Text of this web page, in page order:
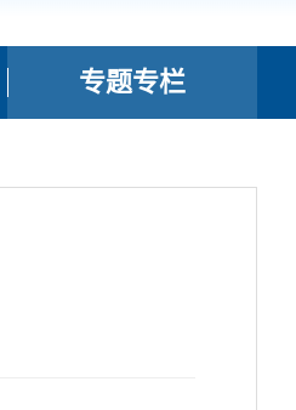
专题专栏